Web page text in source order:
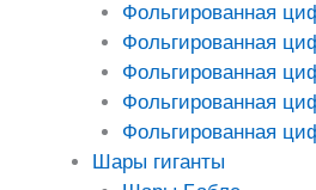
Фольгированная
Фольгированная
Фольгированная
Фольгированная
Фольгированная
Шары гиганты